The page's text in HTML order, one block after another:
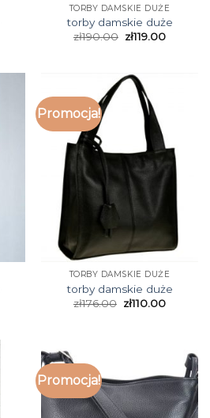
TORBY DAMSKIE DUŻE
torby damskie duże
zł190.00 zł119.00
Promocja!
TORBY DAMSKIE DUŻE
torby damskie duże
zł176.00 zł110.00
Promocja!